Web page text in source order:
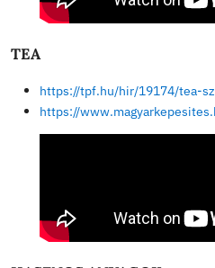
https://school-
Disszemináció:
https://